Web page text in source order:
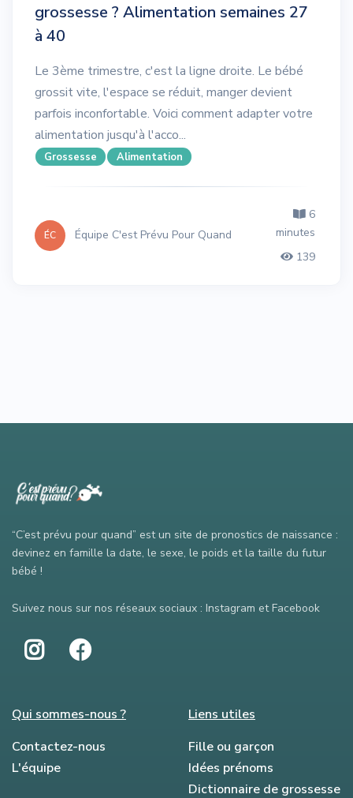
grossesse ? Alimentation semaines 27
à 40
Le 3ème trimestre, c'est la ligne droite. Le bébé
grossit vite, l'espace se réduit, manger devient
parfois inconfortable. Voici comment adapter votre
alimentation jusqu'à l'acco...
Grossesse Alimentation
ÉC Équipe C'est Prévu Pour Quand
6
minutes
139
“C’est prévu pour quand” est un site de pronostics de naissance :
devinez en famille la date, le sexe, le poids et la taille du futur
bébé !
Suivez nous sur nos réseaux sociaux : Instagram et Facebook
Qui sommes-nous ?
Contactez-nous
L'équipe
Liens utiles
Fille ou garçon
Idées prénoms
Dictionnaire de grossesse